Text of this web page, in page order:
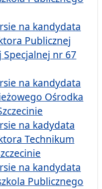
na kandydata
Publicznej
Specjalnej nr 67
na kandydata
Ośrodka
na kadydata
Technikum
na kandydata
Publicznego